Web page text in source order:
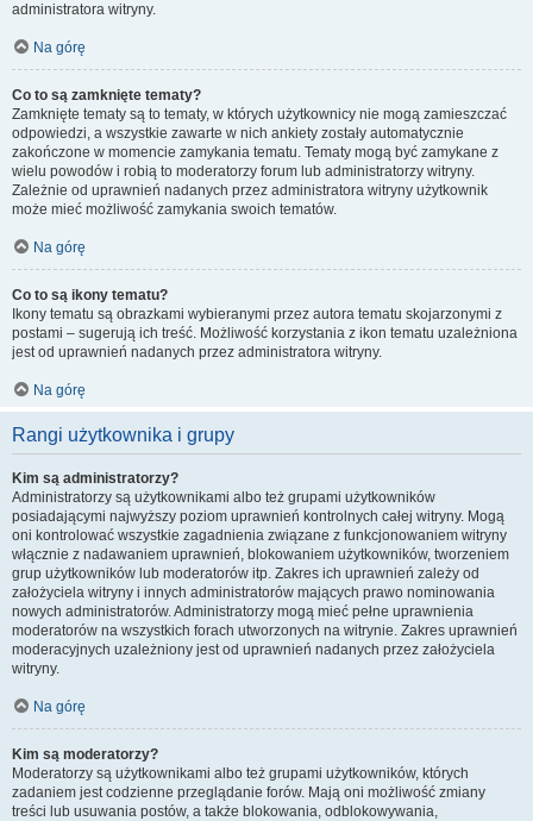
administratora witryny.
Na górę
Co to są zamknięte tematy?
Zamknięte tematy są to tematy, w których użytkownicy nie mogą zamieszczać
odpowiedzi, a wszystkie zawarte w nich ankiety zostały automatycznie
zakończone w momencie zamykania tematu. Tematy mogą być zamykane z
wielu powodów i robią to moderatorzy forum lub administratorzy witryny.
Zależnie od uprawnień nadanych przez administratora witryny użytkownik
może mieć możliwość zamykania swoich tematów.
Na górę
Co to są ikony tematu?
Ikony tematu są obrazkami wybieranymi przez autora tematu skojarzonymi z
postami – sugerują ich treść. Możliwość korzystania z ikon tematu uzależniona
jest od uprawnień nadanych przez administratora witryny.
Na górę
Rangi użytkownika i grupy
Kim są administratorzy?
Administratorzy są użytkownikami albo też grupami użytkowników
posiadającymi najwyższy poziom uprawnień kontrolnych całej witryny. Mogą
oni kontrolować wszystkie zagadnienia związane z funkcjonowaniem witryny
włącznie z nadawaniem uprawnień, blokowaniem użytkowników, tworzeniem
grup użytkowników lub moderatorów itp. Zakres ich uprawnień zależy od
założyciela witryny i innych administratorów mających prawo nominowania
nowych administratorów. Administratorzy mogą mieć pełne uprawnienia
moderatorów na wszystkich forach utworzonych na witrynie. Zakres uprawnień
moderacyjnych uzależniony jest od uprawnień nadanych przez założyciela
witryny.
Na górę
Kim są moderatorzy?
Moderatorzy są użytkownikami albo też grupami użytkowników, których
zadaniem jest codzienne przeglądanie forów. Mają oni możliwość zmiany
treści lub usuwania postów, a także blokowania, odblokowywania,